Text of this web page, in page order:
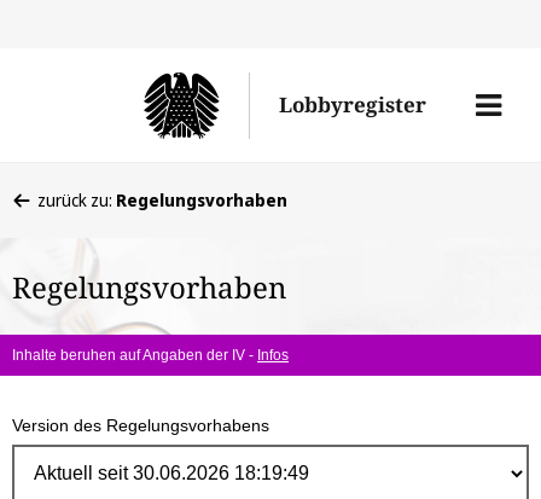
Lobbyregister
Menü
befinden
hier:
zurück zu: Regelungsvorhaben
Regelungsvorhaben
Inhalte beruhen auf Angaben der IV - Infos
Version des Regelungsvorhabens